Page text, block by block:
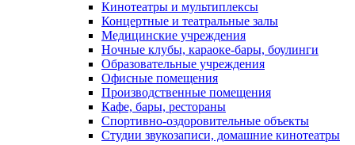
Кинотеатры и мультиплексы
Концертные и театральные залы
Медицинские учреждения
Ночные клубы, караоке-бары, боулинги
Образовательные учреждения
Офисные помещения
Производственные помещения
Кафе, бары, рестораны
Спортивно-оздоровительные объекты
Студии звукозаписи, домашние кинотеатры